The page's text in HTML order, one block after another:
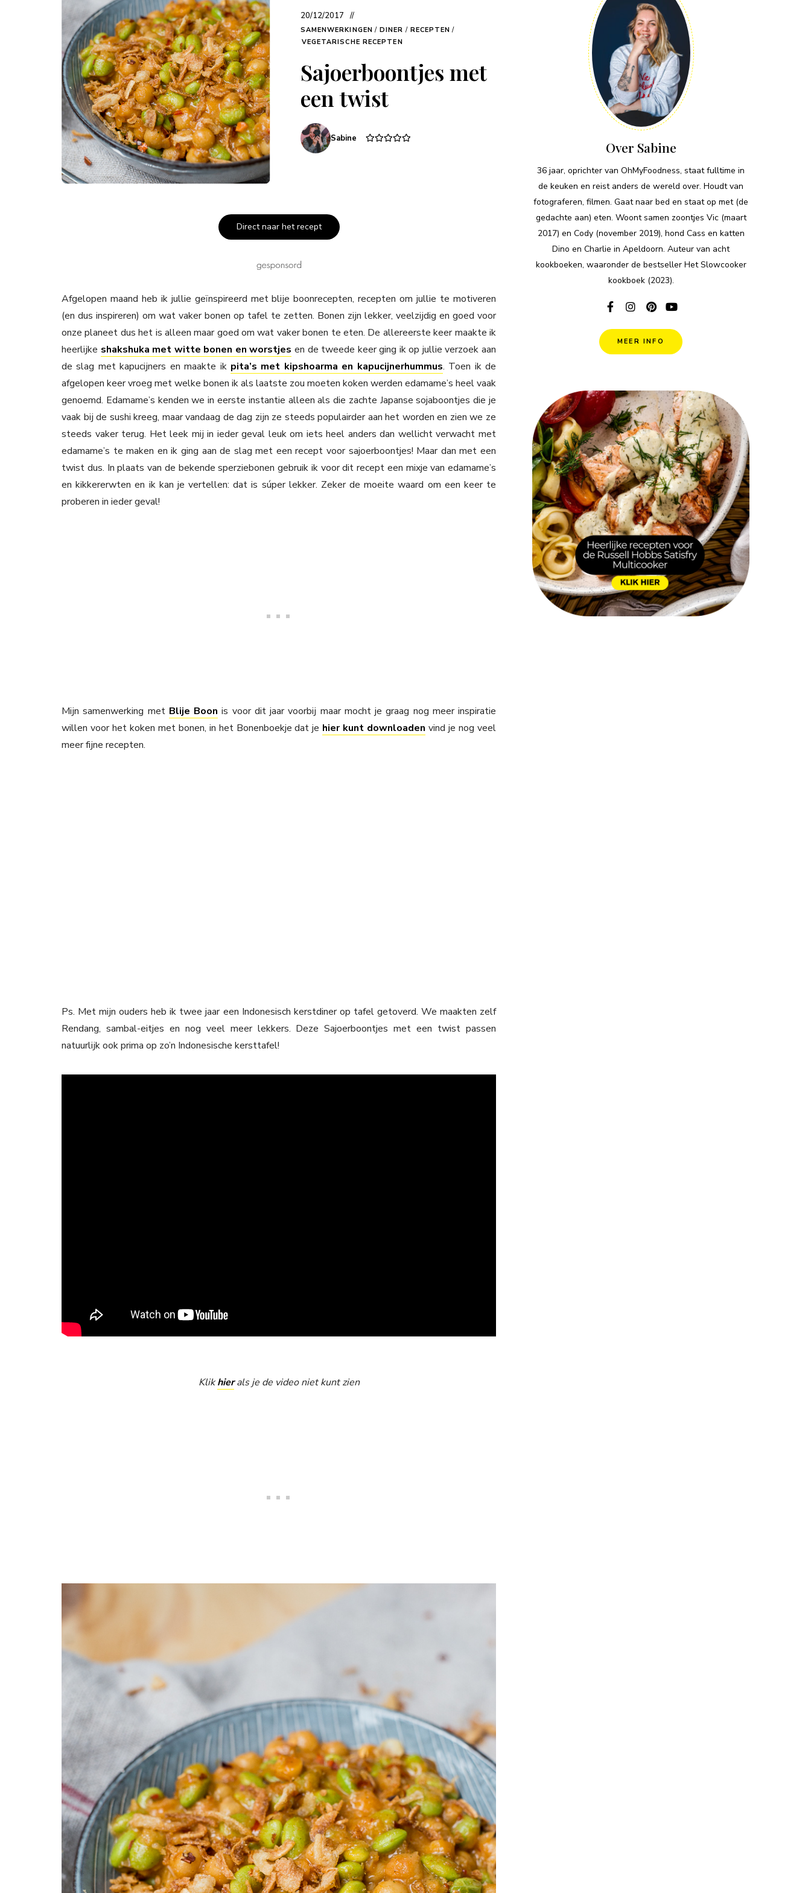
20/12/2017
SAMENWERKINGEN / DINER / RECEPTEN /
VEGETARISCHE RECEPTEN
Sajoerboontjes met
een twist
Sabine
Direct naar het recept
Afgelopen maand heb ik jullie geïnspireerd met blije boonrecepten, recepten om jullie te motiveren
(en dus inspireren) om wat vaker bonen op tafel te zetten. Bonen zijn lekker, veelzijdig en goed voor
onze planeet dus het is alleen maar goed om wat vaker bonen te eten. De allereerste keer maakte ik
heerlijke shakshuka met witte bonen en worstjes en de tweede keer ging ik op jullie verzoek aan
de slag met kapucijners en maakte ik pita’s met kipshoarma en kapucijnerhummus. Toen ik de
afgelopen keer vroeg met welke bonen ik als laatste zou moeten koken werden edamame’s heel vaak
genoemd. Edamame’s kenden we in eerste instantie alleen als die zachte Japanse sojaboontjes die je
vaak bij de sushi kreeg, maar vandaag de dag zijn ze steeds populairder aan het worden en zien we ze
steeds vaker terug. Het leek mij in ieder geval leuk om iets heel anders dan wellicht verwacht met
edamame’s te maken en ik ging aan de slag met een recept voor sajoerboontjes! Maar dan met een
twist dus. In plaats van de bekende sperziebonen gebruik ik voor dit recept een mixje van edamame’s
en kikkererwten en ik kan je vertellen: dat is súper lekker. Zeker de moeite waard om een keer te
proberen in ieder geval!
Mijn samenwerking met Blije Boon is voor dit jaar voorbij maar mocht je graag nog meer inspiratie
willen voor het koken met bonen, in het Bonenboekje dat je hier kunt downloaden vind je nog veel
meer fijne recepten.
Ps. Met mijn ouders heb ik twee jaar een Indonesisch kerstdiner op tafel getoverd. We maakten zelf
Rendang, sambal-eitjes en nog veel meer lekkers. Deze Sajoerboontjes met een twist passen
natuurlijk ook prima op zo’n Indonesische kersttafel!
Klikhierals je de video niet kunt zien
Over Sabine
36 jaar, oprichter van OhMyFoodness, staat fulltime in
de keuken en reist anders de wereld over. Houdt van
fotograferen, filmen. Gaat naar bed en staat op met (de
gedachte aan) eten. Woont samen zoontjes Vic (maart
2017) en Cody (november 2019), hond Cass en katten
Dino en Charlie in Apeldoorn. Auteur van acht
kookboeken, waaronder de bestseller Het Slowcooker
kookboek (2023).
MEER INFO